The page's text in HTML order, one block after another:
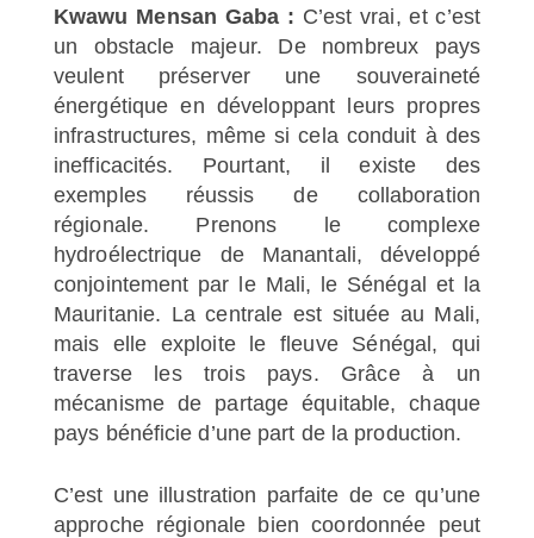
Kwawu Mensan Gaba : C’est vrai, et c’est
un obstacle majeur. De nombreux pays
veulent préserver une souveraineté
énergétique en développant leurs propres
infrastructures, même si cela conduit à des
inefficacités. Pourtant, il existe des
exemples réussis de collaboration
régionale. Prenons le complexe
hydroélectrique de Manantali, développé
conjointement par le Mali, le Sénégal et la
Mauritanie. La centrale est située au Mali,
mais elle exploite le fleuve Sénégal, qui
traverse les trois pays. Grâce à un
mécanisme de partage équitable, chaque
pays bénéficie d’une part de la production.
C’est une illustration parfaite de ce qu’une
approche régionale bien coordonnée peut